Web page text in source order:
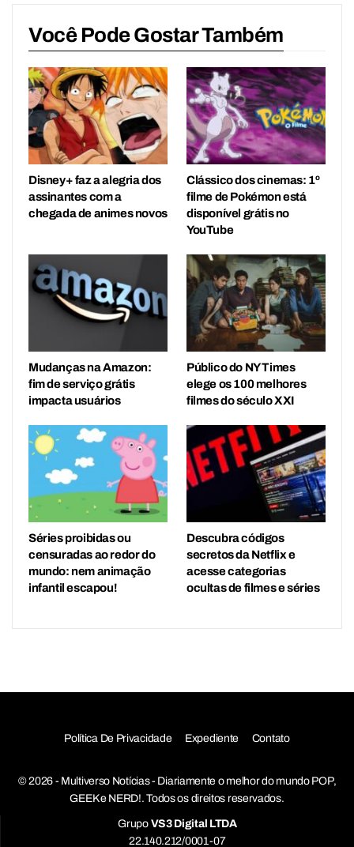
Você Pode Gostar Também
Disney+ faz a alegria dos
assinantes com a
chegada de animes novos
Clássico dos cinemas: 1º
filme de Pokémon está
disponível grátis no
YouTube
Mudanças na Amazon:
fim de serviço grátis
impacta usuários
Público do NY Times
elege os 100 melhores
filmes do século XXI
Séries proibidas ou
censuradas ao redor do
mundo: nem animação
infantil escapou!
Descubra códigos
secretos da Netflix e
acesse categorias
ocultas de filmes e séries
Política De Privacidade Expediente Contato
© 2026 - Multiverso Notícias - Diariamente o melhor do mundo POP,
GEEK e NERD!. Todos os direitos reservados.
Grupo VS3 Digital LTDA
22.140.212/0001-07